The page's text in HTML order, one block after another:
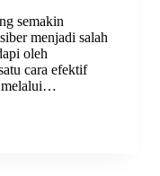
semakin
menjadi salah
oleh
cara efektif
melalui…